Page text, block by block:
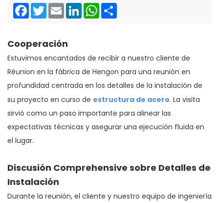
Facebook
TwitterEmailLinkedInWhatsApp
Cooperación
Estuvimos encantados de recibir a nuestro cliente de
Réunion en la fábrica de Hengon para una reunión en
profundidad centrada en los detalles de la instalación de
su proyecto en curso de estructura de acero. La visita
sirvió como un paso importante para alinear las
expectativas técnicas y asegurar una ejecución fluida en
el lugar.
Discusión Comprehensive sobre Detalles de
Instalación
Durante la reunión, el cliente y nuestro equipo de ingeniería